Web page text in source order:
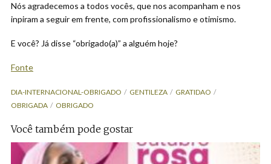
Nós agradecemos a todos vocês, que nos acompanham e nos
inpiram a seguir em frente, com profissionalismo e otimismo.
E você? Já disse “obrigado(a)” a alguém hoje?
Fonte
DIA-INTERNACIONAL-OBRIGADO GENTILEZA
GRATIDAO
OBRIGADA
OBRIGADO
Você também pode gostar